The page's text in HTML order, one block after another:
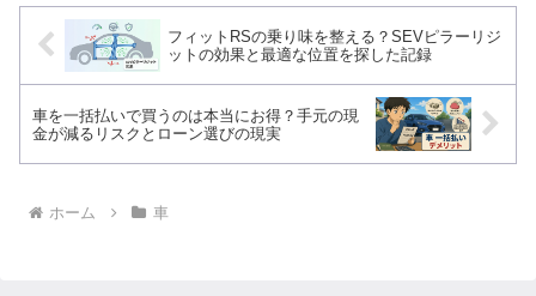
フィットRSの乗り味を整える？SEVピラーリジ
ットの効果と最適な位置を探した記録
車を一括払いで買うのは本当にお得？手元の現
金が減るリスクとローン選びの現実
ホーム 車